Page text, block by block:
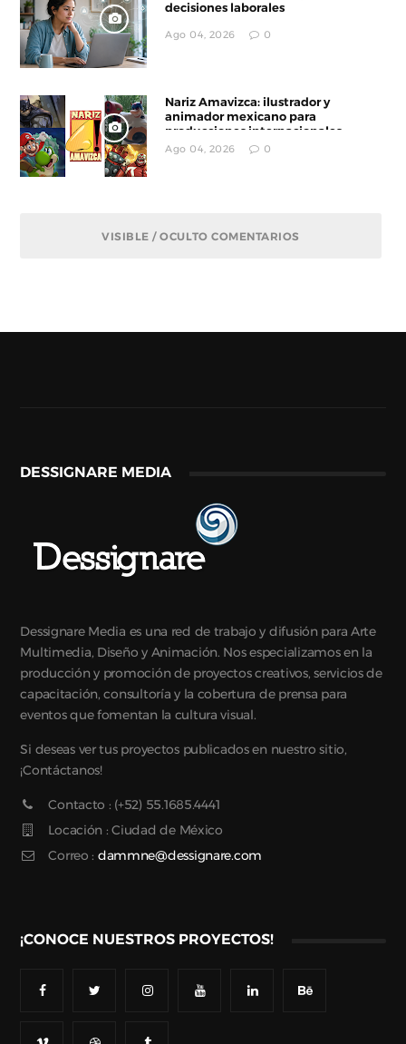
decisiones laborales
Ago 04, 2026 0
Nariz Amavizca: ilustrador y
animador mexicano para
producciones internacionales
Ago 04, 2026 0
VISIBLE / OCULTO COMENTARIOS
DESSIGNARE MEDIA
Dessignare Media es una red de trabajo y difusión para Arte
Multimedia, Diseño y Animación. Nos especializamos en la
producción y promoción de proyectos creativos, servicios de
capacitación, consultoría y la cobertura de prensa para
eventos que fomentan la cultura visual.
Si deseas ver tus proyectos publicados en nuestro sitio,
¡Contáctanos!
Contacto : (+52) 55.1685.4441
Locación : Ciudad de México
Correo : dammne@dessignare.com
¡CONOCE NUESTROS PROYECTOS!